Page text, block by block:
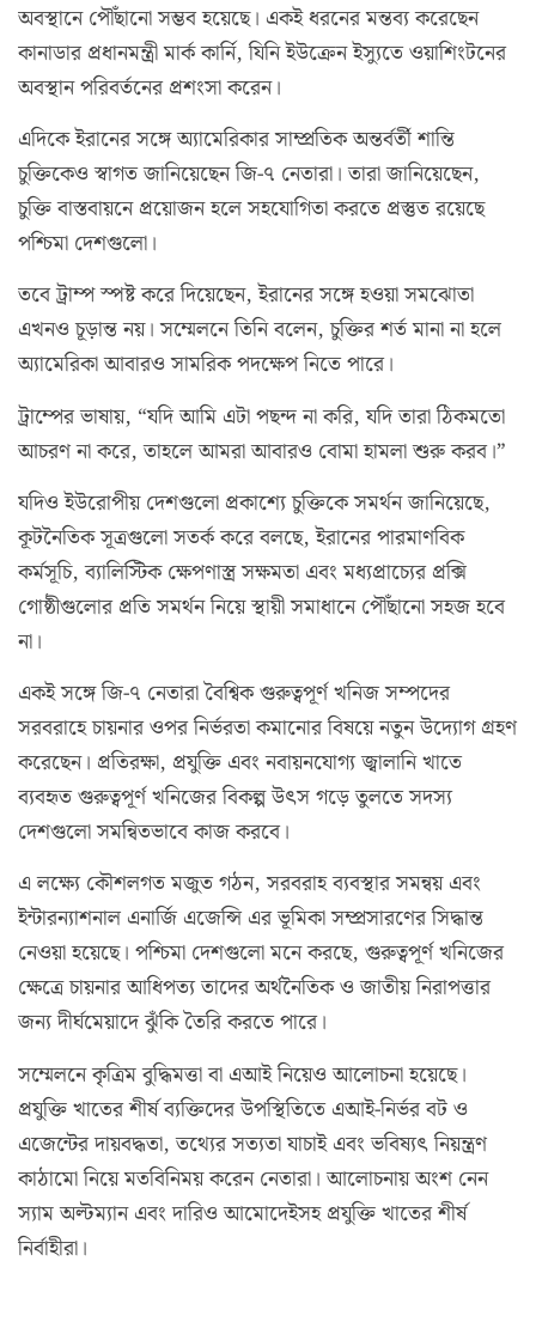
অবস্থানে পৌঁছানো সম্ভব হয়েছে। একই ধরনের মন্তব্য করেছেন
কানাডার প্রধানমন্ত্রী মার্ক কার্নি, যিনি ইউক্রেন ইস্যুতে ওয়াশিংটনের
অবস্থান পরিবর্তনের প্রশংসা করেন।
এদিকে ইরানের সঙ্গে অ্যামেরিকার সাম্প্রতিক অন্তর্বর্তী শান্তি
চুক্তিকেও স্বাগত জানিয়েছেন জি-৭ নেতারা। তারা জানিয়েছেন,
চুক্তি বাস্তবায়নে প্রয়োজন হলে সহযোগিতা করতে প্রস্তুত রয়েছে
পশ্চিমা দেশগুলো।
তবে ট্রাম্প স্পষ্ট করে দিয়েছেন, ইরানের সঙ্গে হওয়া সমঝোতা
এখনও চূড়ান্ত নয়। সম্মেলনে তিনি বলেন, চুক্তির শর্ত মানা না হলে
অ্যামেরিকা আবারও সামরিক পদক্ষেপ নিতে পারে।
ট্রাম্পের ভাষায়, “যদি আমি এটা পছন্দ না করি, যদি তারা ঠিকমতো
আচরণ না করে, তাহলে আমরা আবারও বোমা হামলা শুরু করব।”
যদিও ইউরোপীয় দেশগুলো প্রকাশ্যে চুক্তিকে সমর্থন জানিয়েছে,
কূটনৈতিক সূত্রগুলো সতর্ক করে বলছে, ইরানের পারমাণবিক
কর্মসূচি, ব্যালিস্টিক ক্ষেপণাস্ত্র সক্ষমতা এবং মধ্যপ্রাচ্যের প্রক্সি
গোষ্ঠীগুলোর প্রতি সমর্থন নিয়ে স্থায়ী সমাধানে পৌঁছানো সহজ হবে
না।
একই সঙ্গে জি-৭ নেতারা বৈশ্বিক গুরুত্বপূর্ণ খনিজ সম্পদের
সরবরাহে চায়নার ওপর নির্ভরতা কমানোর বিষয়ে নতুন উদ্যোগ গ্রহণ
করেছেন। প্রতিরক্ষা, প্রযুক্তি এবং নবায়নযোগ্য জ্বালানি খাতে
ব্যবহৃত গুরুত্বপূর্ণ খনিজের বিকল্প উৎস গড়ে তুলতে সদস্য
দেশগুলো সমন্বিতভাবে কাজ করবে।
এ লক্ষ্যে কৌশলগত মজুত গঠন, সরবরাহ ব্যবস্থার সমন্বয় এবং
ইন্টারন্যাশনাল এনার্জি এজেন্সি এর ভূমিকা সম্প্রসারণের সিদ্ধান্ত
নেওয়া হয়েছে। পশ্চিমা দেশগুলো মনে করছে, গুরুত্বপূর্ণ খনিজের
ক্ষেত্রে চায়নার আধিপত্য তাদের অর্থনৈতিক ও জাতীয় নিরাপত্তার
জন্য দীর্ঘমেয়াদে ঝুঁকি তৈরি করতে পারে।
সম্মেলনে কৃত্রিম বুদ্ধিমত্তা বা এআই নিয়েও আলোচনা হয়েছে।
প্রযুক্তি খাতের শীর্ষ ব্যক্তিদের উপস্থিতিতে এআই-নির্ভর বট ও
এজেন্টের দায়বদ্ধতা, তথ্যের সত্যতা যাচাই এবং ভবিষ্যৎ নিয়ন্ত্রণ
কাঠামো নিয়ে মতবিনিময় করেন নেতারা। আলোচনায় অংশ নেন
স্যাম অল্টম্যান এবং দারিও আমোদেইসহ প্রযুক্তি খাতের শীর্ষ
নির্বাহীরা।